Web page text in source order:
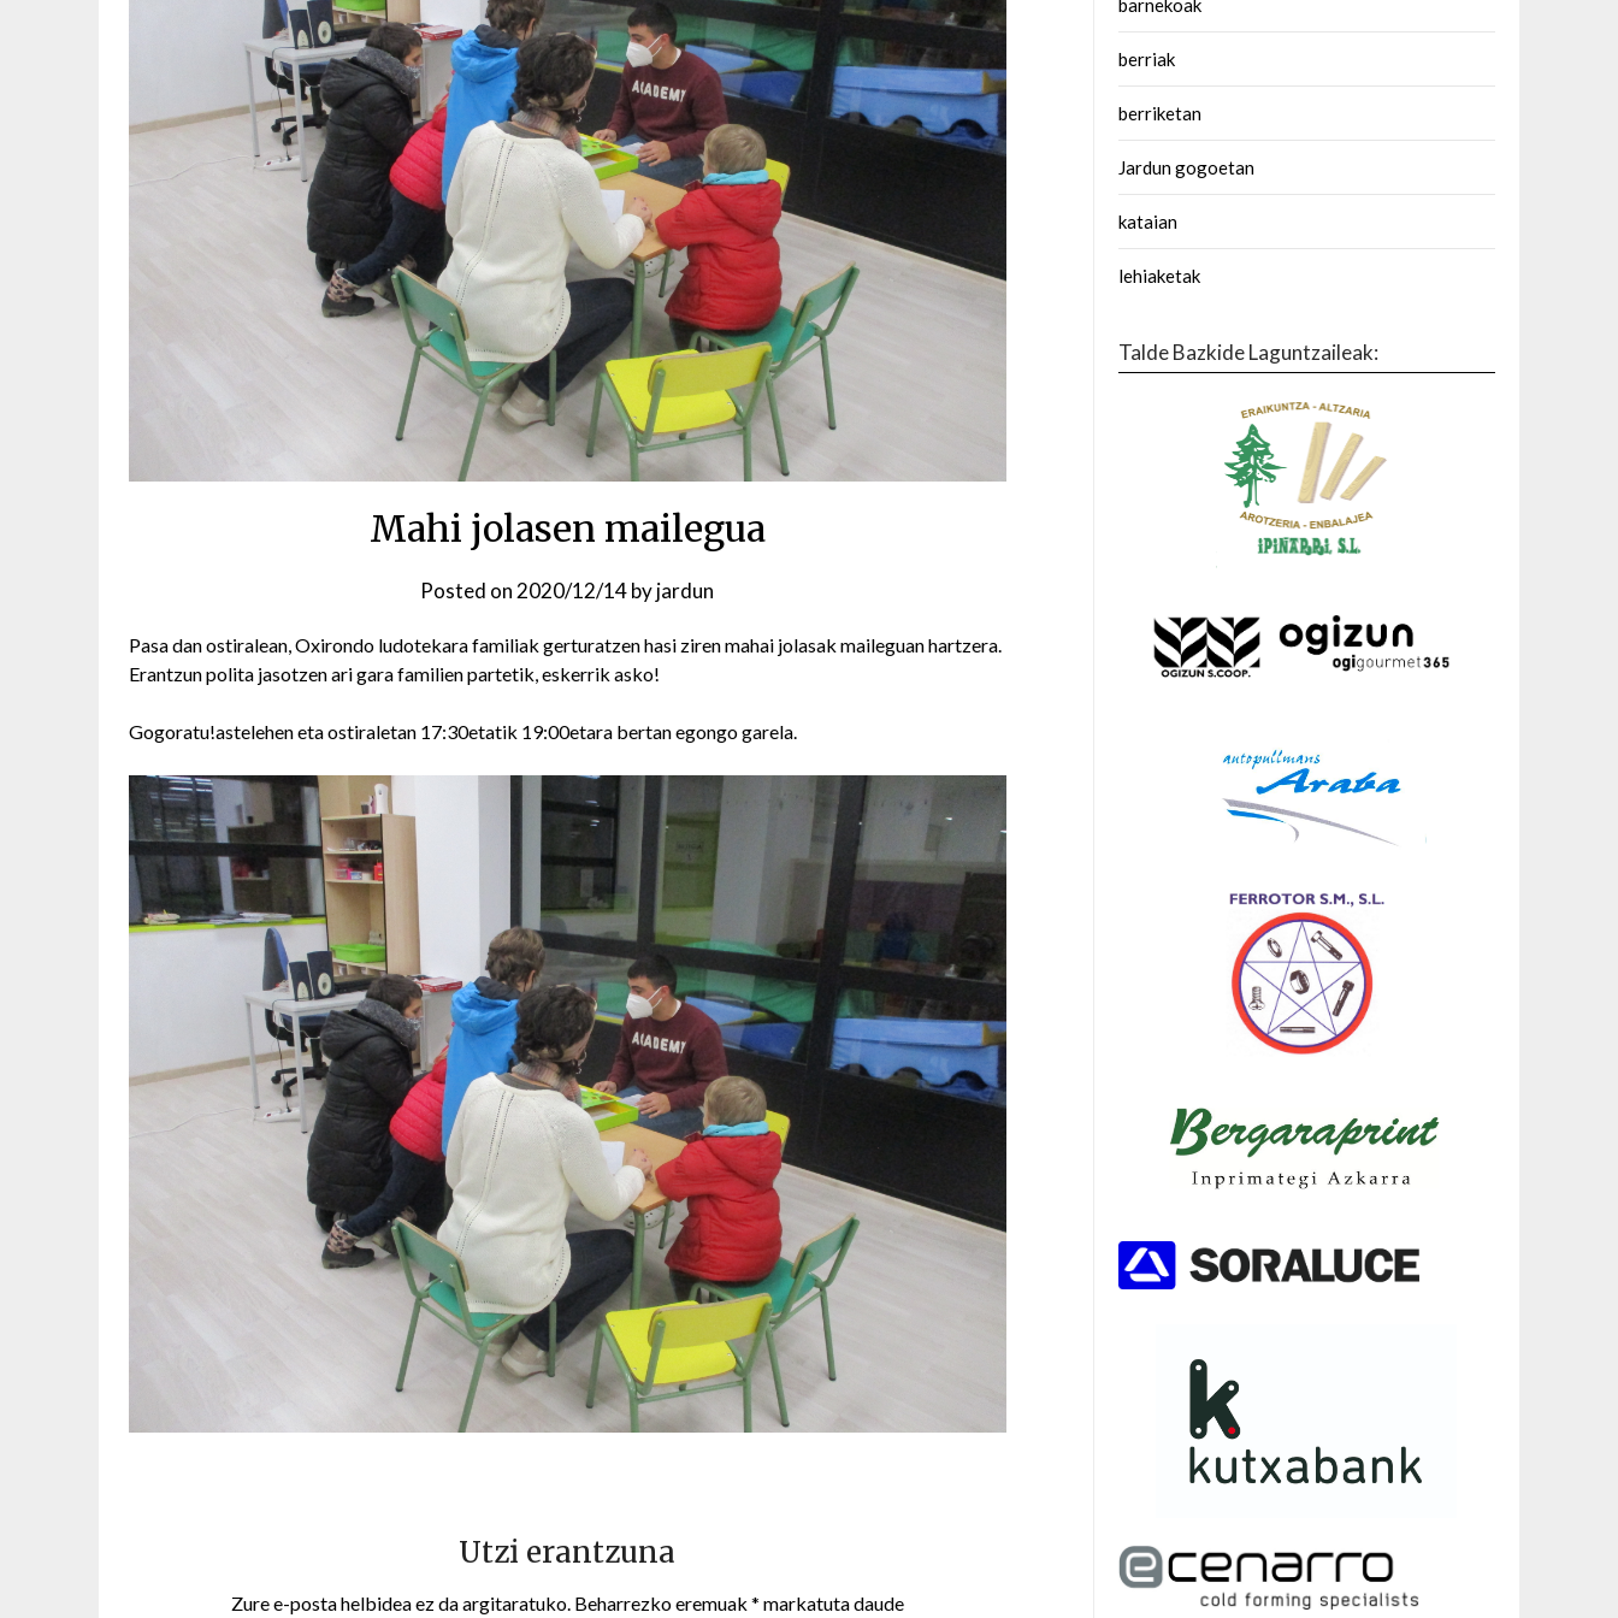
Mahi jolasen mailegua
Posted on 2020/12/14byjardun
Pasa dan ostiralean, Oxirondo ludotekara familiak gerturatzen hasi ziren mahai jolasak maileguan hartzera.
Erantzun polita jasotzen ari gara familien partetik, eskerrik asko!
Gogoratu!astelehen eta ostiraletan 17:30etatik 19:00etara bertan egongo garela.
Utzi erantzuna
Zure e-posta helbidea ez da argitaratuko. Beharrezko eremuak * markatuta daude
barnekoak
berriak
berriketan
Jardun gogoetan
kataian
lehiaketak
Talde Bazkide Laguntzaileak: